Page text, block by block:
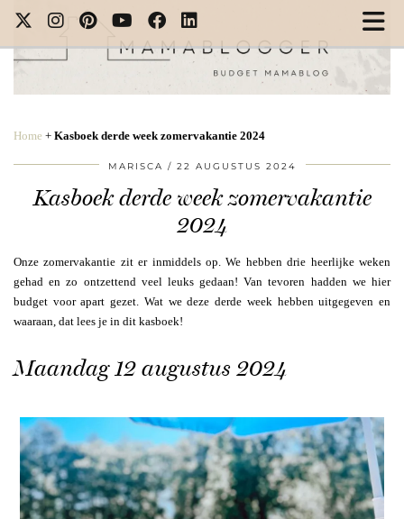
Home + Kasboek derde week zomervakantie 2024
MARISCA 22 AUGUSTUS 2024
Kasboek derde week zomervakantie
2024
Onze zomervakantie zit er inmiddels op. We hebben drie heerlijke weken
gehad en zo ontzettend veel leuks gedaan! Van tevoren hadden we hier
budget voor apart gezet. Wat we deze derde week hebben uitgegeven en
waaraan, dat lees je in dit kasboek!
Maandag 12 augustus 2024